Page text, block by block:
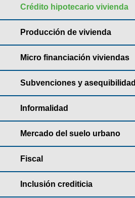
Crédito hipotecario vivienda
Producción de vivienda
Micro financiación viviendas
Subvenciones y asequibilidad
Informalidad
Mercado del suelo urbano
Fiscal
Inclusión crediticia